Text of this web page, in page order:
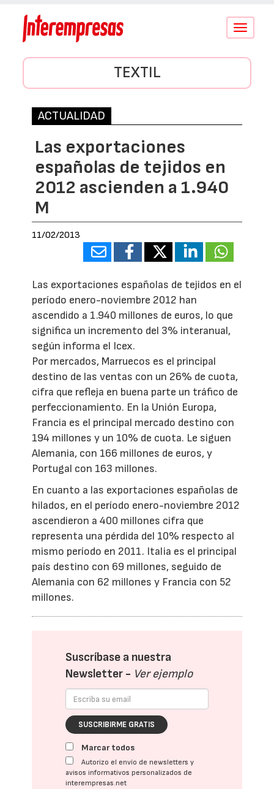
Conmutar
TEXTIL
ACTUALIDAD
Las exportaciones
españolas de tejidos en
2012 ascienden a 1.940
M
11/02/2013
Las exportaciones españolas de tejidos en el
período enero-noviembre 2012 han
ascendido a 1.940 millones de euros, lo que
significa un incremento del 3% interanual,
según informa el Icex.
Por mercados, Marruecos es el principal
destino de las ventas con un 26% de cuota,
cifra que refleja en buena parte un tráfico de
perfeccionamiento. En la Unión Europa,
Francia es el principal mercado destino con
194 millones y un 10% de cuota. Le siguen
Alemania, con 166 millones de euros, y
Portugal con 163 millones.
En cuanto a las exportaciones españolas de
hilados, en el período enero-noviembre 2012
ascendieron a 400 millones cifra que
representa una pérdida del 10% respecto al
mismo período en 2011. Italia es el principal
país destino con 69 millones, seguido de
Alemania con 62 millones y Francia con 52
millones.
Suscríbase a nuestra
Newsletter - Ver ejemplo
SUSCRIBIRME GRATIS
Marcar todos
Autorizo el envío de newsletters y
avisos informativos personalizados de
interempresas.net